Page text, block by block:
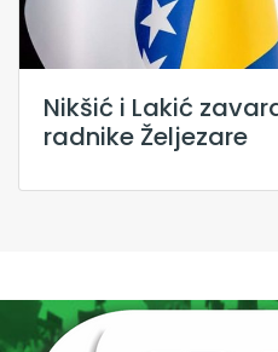
Nikšić i Lakić
radnike Željezare